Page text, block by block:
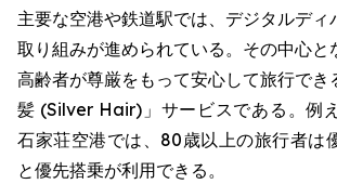
主要な空港や鉄道駅では、デジタルディ
取り組みが進められている。その中心と
高齢者が尊厳をもって安心して旅行でき
髪 (Silver Hair)」サービスである。例
石家荘空港では、80歳以上の旅行者は
と優先搭乗が利用できる。